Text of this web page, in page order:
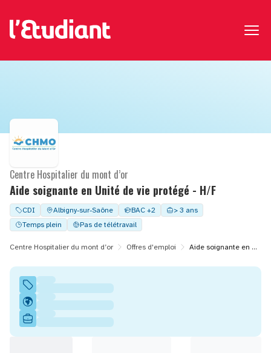
Aide soignante en Unité de vie protégé - H/F
Centre Hospitalier du mont d’or
CDI Albigny-sur-Saône BAC +2
> 3 ans
Temps plein
Pas de télétravail
Centre Hospitalier du mont d’or Offres d'emploi Aide soignante en Unité de vie protégé - H/F